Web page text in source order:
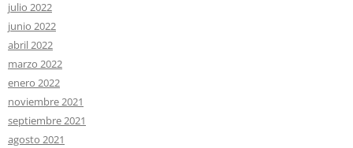
julio 2022
junio 2022
abril 2022
marzo 2022
enero 2022
noviembre 2021
septiembre 2021
agosto 2021